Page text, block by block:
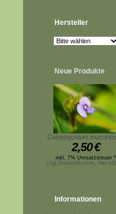
Hersteller
Neue Produkte
Calopogonium
2,50€
inkl. 7% Umsatzsteuer *
zzgl.Versandkosten, hier
Informationen